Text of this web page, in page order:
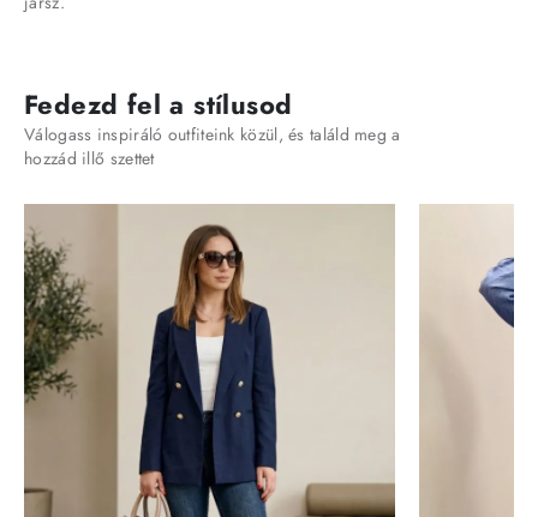
Fedezd fel a stílusod
Válogass inspiráló outfiteink közül, és találd meg a
hozzád illő szettet